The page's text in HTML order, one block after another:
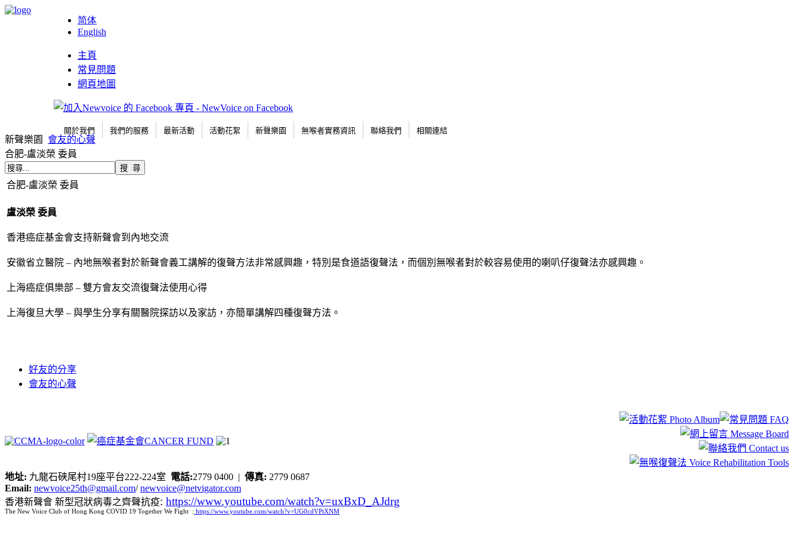
简体
English
主頁
常見問題
網頁地圖
關於我們 我們的服務 最新活動 活動花絮 新聲樂園 無喉者實務資訊 聯絡我們 相關連結
新聲樂園
會友的心聲
合肥-盧淡榮 委員
合肥-盧淡榮 委員
盧淡榮 委員
香港癌症基金會支持新聲會到內地交流
安徽省立醫院 – 內地無喉者對於新聲會義工講解的復聲方法非常感興趣，特別是食道語復聲法，而個別無喉者對於較容易使用的喇叭仔復聲法亦感興趣。
上海癌症俱樂部 – 雙方會友交流復聲法使用心得
上海復旦大學 – 與學生分享有關醫院探訪以及家訪，亦簡單講解四種復聲方法。
好友的分享
會友的心聲
地址: 九龍石硤尾村19座平台222-224室 電話:2779 0400 | 傳真: 2779 0687
Email: newvoice25th@gmail.com/newvoice@netvigator.com
香港新聲會 新型冠狀病毒之齊聲抗疫: https://www.youtube.com/watch?v=uxBxD_AJdrg
The New Voice Club of Hong Kong COVID 19 Together We Fight : https://www.youtube.com/watch?v=UG0cdVPtXNM